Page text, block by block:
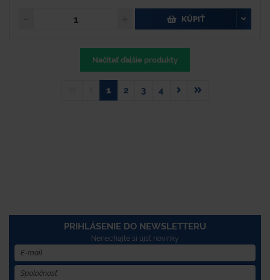
KÚPIŤ
Načítať ďalšie produkty
1 2 3 4
PRIHLÁSENIE DO NEWSLETTERU
Nenechajte si újsť novinky